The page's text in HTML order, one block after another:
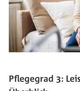
Pflegegrad 3: